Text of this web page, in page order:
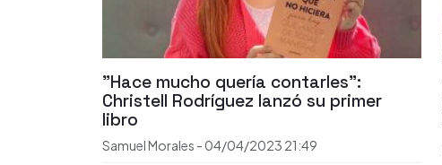
"Hace mucho quería contarles":
Christell Rodríguez lanzó su primer
libro
Samuel Morales - 04/04/2023 21:49